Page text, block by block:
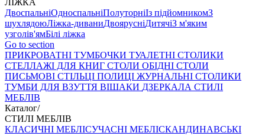
ЛІЖКА
ДвоспальніОдноспальніПолуторніІз підйомникомЗ
шухлядоюЛіжка-диваниДвоярусніДитячіЗ м'яким
узголів'ямБілі ліжка
Go to section
ПРИКРОВАТНІ ТУМБОЧКИ ТУАЛЕТНІ СТОЛИКИ
СТЕЛЛАЖІ ДЛЯ КНИГ СТОЛИ ОБІДНІ СТОЛИ
ПИСЬМОВІ СТІЛЬЦI ПОЛИЦІ ЖУРНАЛЬНІ СТОЛИКИ
ТУМБИ ДЛЯ ВЗУТТЯ ВІШАКИ ДЗЕРКАЛА СТИЛІ
МЕБЛІВ
Каталог/
СТИЛІ МЕБЛІВ
КЛАСИЧНІ МЕБЛІСУЧАСНІ МЕБЛІСКАНДИНАВСЬКІ